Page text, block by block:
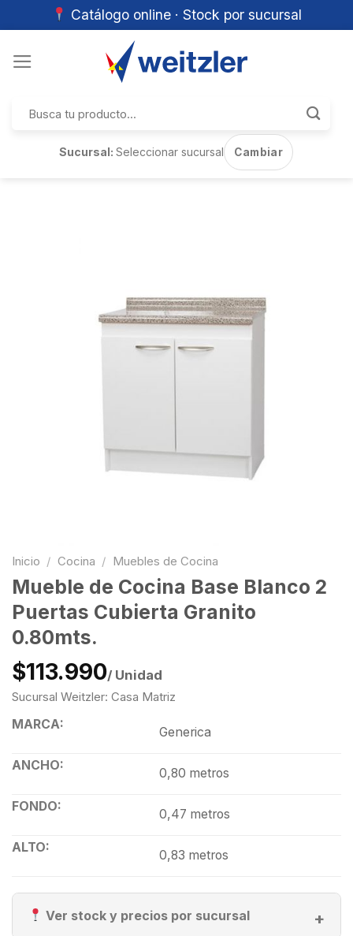
Catálogo online · Stock por sucursal
por:
Sucursal:Seleccionar sucursal Cambiar
Inicio / Cocina / Muebles de Cocina
Mueble de Cocina Base Blanco 2
Puertas Cubierta Granito
0.80mts.
$113.990/ Unidad
Sucursal Weitzler: Casa Matriz
MARCA:
Generica
ANCHO:
0,80 metros
FONDO:
0,47 metros
ALTO:
0,83 metros
Ver stock y precios por sucursal